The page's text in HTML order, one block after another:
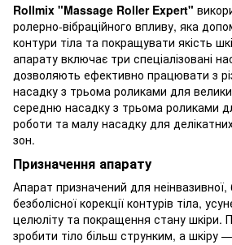
Rollmix "Massage Roller Expert"
ролерно-вібраційного впливу, яка
контури тіла та покращувати якість
апарату включає три спеціалізовані
дозволяють ефективно працювати з
насадку з трьома роликами для
середню насадку з трьома роликами
роботи та малу насадку для
зон.
Призначення апарату
Апарат призначений для неінвазивної,
безболісної корекції контурів тіла,
целюліту та покращення стану шкіри.
зробити тіло більш струнким, а шкіру